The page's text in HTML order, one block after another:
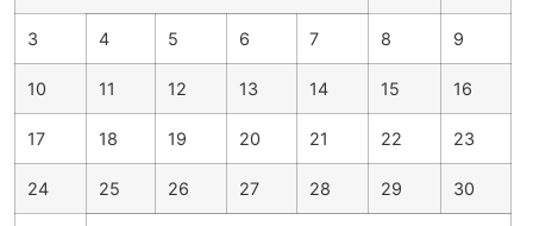
3 4 5 6 7 8 9
10 11 12 13 14 15 16
17 18 19 20 21 22 23
24 25 26 27 28 29 30